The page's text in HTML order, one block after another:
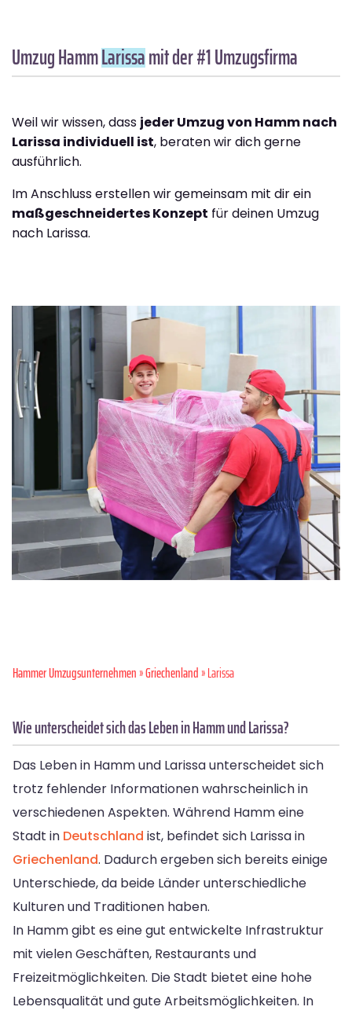
Umzug HammLarissamit der #1 Umzugsfirma
Weil wir wissen, dass jeder Umzug von Hamm nach
Larissa individuell ist, beraten wir dich gerne
ausführlich.
Im Anschluss erstellen wir gemeinsam mit dir ein
maßgeschneidertes Konzept für deinen Umzug
nach Larissa.
Hammer Umzugsunternehmen»Griechenland» Larissa
Wie unterscheidet sich das Leben in Hamm und Larissa?
Das Leben in Hamm und Larissa unterscheidet sich
trotz fehlender Informationen wahrscheinlich in
verschiedenen Aspekten. Während Hamm eine
Stadt in Deutschland ist, befindet sich Larissa in
Griechenland. Dadurch ergeben sich bereits einige
Unterschiede, da beide Länder unterschiedliche
Kulturen und Traditionen haben.
In Hamm gibt es eine gut entwickelte Infrastruktur
mit vielen Geschäften, Restaurants und
Freizeitmöglichkeiten. Die Stadt bietet eine hohe
Lebensqualität und gute Arbeitsmöglichkeiten. In